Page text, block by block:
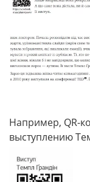
Например, QR-
выступлению